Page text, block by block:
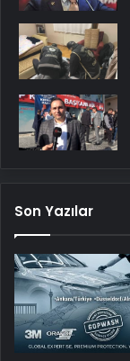
Son Yazılar